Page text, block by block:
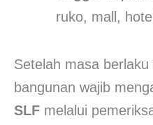
ruko, mall,
Setelah masa
bangunan wajib
SLF melalui